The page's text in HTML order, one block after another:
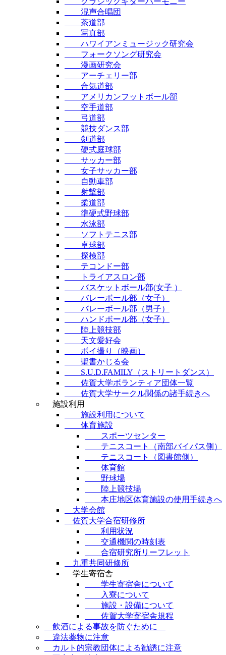
混声合唱団
茶道部
写真部
ハワイアンミュージック研究会
フォークソング研究会
漫画研究会
アーチェリー部
合気道部
アメリカンフットボール部
空手道部
弓道部
競技ダンス部
剣道部
硬式庭球部
サッカー部
女子サッカー部
自動車部
射撃部
柔道部
準硬式野球部
水泳部
ソフトテニス部
卓球部
探検部
テコンドー部
トライアスロン部
バスケットボール部(女子 ）
バレーボール部（女子）
バレーボール部（男子）
ハンドボール部（女子）
陸上競技部
天文愛好会
ボイ撮り（映画）
聖書かじる会
S.U.D.FAMILY（ストリートダンス）
佐賀大学ボランティア団体一覧
佐賀大学サークル関係の諸手続きへ
施設利用
施設利用について
体育施設
スポーツセンター
テニスコート（南部バイパス側）
テニスコート（図書館側）
体育館
野球場
陸上競技場
本庄地区体育施設の使用手続きへ
大学会館
佐賀大学合宿研修所
利用状況
交通機関の時刻表
合宿研究所リーフレット
九重共同研修所
学生寄宿舎
学生寄宿舎について
入寮について
施設・設備について
佐賀大学寄宿舎規程
飲酒による事故を防ぐために
違法薬物に注意
カルト的宗教団体による勧誘に注意